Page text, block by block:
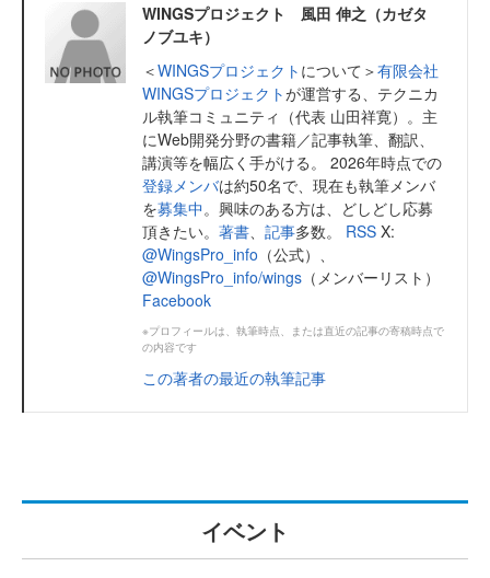
WINGSプロジェクト 風田 伸之（カゼタ
ノブユキ）
＜WINGSプロジェクト について＞有限会社
WINGSプロジェクトが運営する、テクニカ
ル執筆コミュニティ（代表 山田祥寛）。主
にWeb開発分野の書籍／記事執筆、翻訳、
講演等を幅広く手がける。 2026年時点での
登録メンバは約50名で、現在も執筆メンバ
を募集中。興味のある方は、どしどし応募
頂きたい。 著書 記事多数。 RSS X:
@WingsPro_info （公式）、
@WingsPro_info/wings （メンバーリスト）
Facebook
※プロフィールは、執筆時点、または直近の記事の寄稿時点で
の内容です
この著者の最近の執筆記事
イベント